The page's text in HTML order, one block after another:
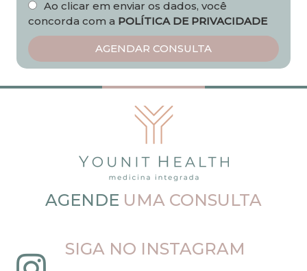
Ao clicar em enviar os dados, você
concorda com a POLÍTICA DE PRIVACIDADE
AGENDE UMA CONSULTA
SIGA NO INSTAGRAM